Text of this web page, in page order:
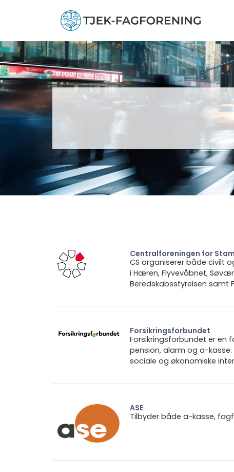
Centralforeningen for
CS organiserer både civilt
i Hæren, Flyvevåbnet,
Beredskabsstyrelsen samt
Forsikringsforbundet
Forsikringsforbundet er en
pension, alarm og a-
sociale og økonomiske
ASE
Tilbyder både a-kasse,